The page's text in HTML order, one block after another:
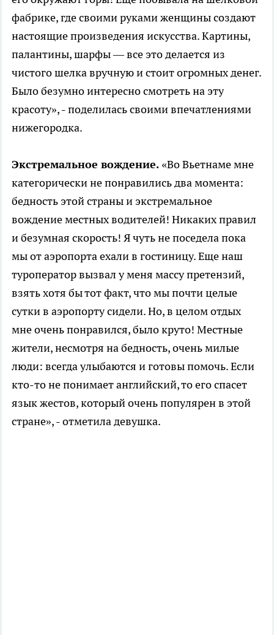
фабрике, где своими руками женщины создают
настоящие произведения искусства. Картины,
палантины, шарфы — все это делается из
чистого шелка вручную и стоит огромных денег.
Было безумно интересно смотреть на эту
красоту», - поделилась своими впечатлениями
нижегородка.
Экстремальное вождение. «Во Вьетнаме мне
категорически не понравились два момента:
бедность этой страны и экстремальное
вождение местных водителей! Никаких правил
и безумная скорость! Я чуть не поседела пока
мы от аэропорта ехали в гостиницу. Еще наш
туроператор вызвал у меня массу претензий,
взять хотя бы тот факт, что мы почти целые
сутки в аэропорту сидели. Но, в целом отдых
мне очень понравился, было круто! Местные
жители, несмотря на бедность, очень милые
люди: всегда улыбаются и готовы помочь. Если
кто-то не понимает английский, то его спасет
язык жестов, который очень популярен в этой
стране», - отметила девушка.